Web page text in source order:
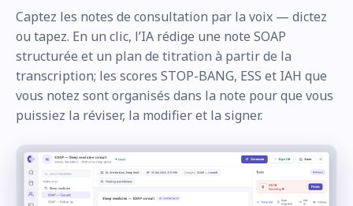
Captez les notes de consultation par la voix — dictez
ou tapez. En un clic, l’IA rédige une note SOAP
structurée et un plan de titration à partir de la
transcription; les scores STOP-BANG, ESS et IAH que
vous notez sont organisés dans la note pour que vous
puissiez la réviser, la modifier et la signer.